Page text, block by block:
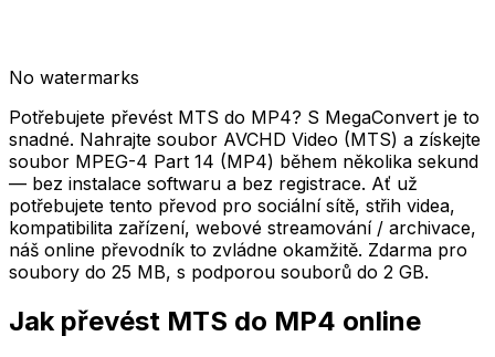
No watermarks
Potřebujete převést MTS do MP4? S MegaConvert je to
snadné. Nahrajte soubor AVCHD Video (MTS) a získejte
soubor MPEG-4 Part 14 (MP4) během několika sekund
— bez instalace softwaru a bez registrace. Ať už
potřebujete tento převod pro sociální sítě, střih videa,
kompatibilita zařízení, webové streamování / archivace,
náš online převodník to zvládne okamžitě. Zdarma pro
soubory do 25 MB, s podporou souborů do 2 GB.
Jak převést MTS do MP4 online